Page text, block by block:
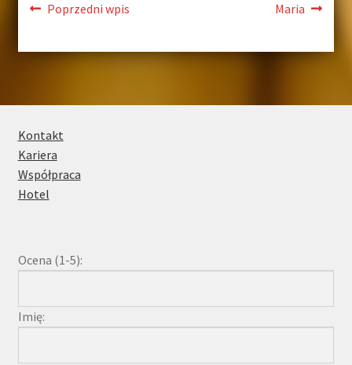
Poprzedni wpis Maria
Kontakt
Kariera
Współpraca
Hotel
Ocena (1-5):
Imię: